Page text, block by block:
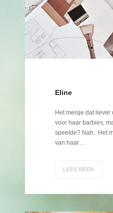
Eline
Het meisje dat
voor haar barbies,
speelde? Nah.. Het
van haar…
LEES MEER